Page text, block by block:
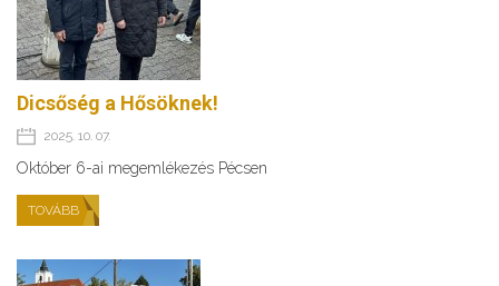
Dicsőség a Hősöknek!
2025. 10. 07.
Október 6-ai megemlékezés Pécsen
TOVÁBB